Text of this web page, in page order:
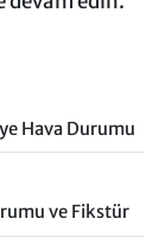
Hava Durumu
ve Fikstür